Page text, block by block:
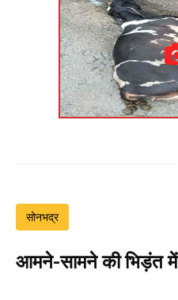
सोनभद्र
आमने-सामने की भिड़ंत में